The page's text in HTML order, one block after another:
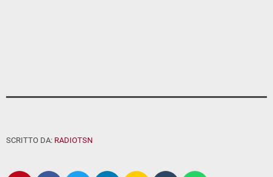
SCRITTO DA: RADIOTSN